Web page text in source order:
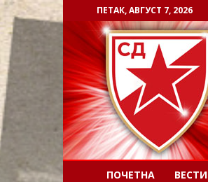
ПЕТАК, АВГУСТ 7, 2026
ПОЧЕТНА ВЕСТИ